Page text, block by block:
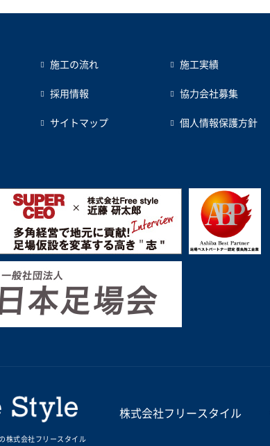
施工の流れ 施工実績
採用情報 協力会社募集
サイトマップ 個人情報保護方針
株式会社フリースタイル
株式会社フリースタイル